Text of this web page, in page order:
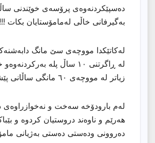
دەسپێكردنەوەی پرۆسەی خوێندنی
بەگیرفانی خاڵی لەمامۆستایان بكات !!!
لەكاتێكدا مووچەی سێ مانگ
لە ڕاگرتنی ١٠ ساڵ پلە
زیاتر لە مووچەی ٦٠ مانگی ساڵانی پێشوو.
لەم بارودۆخە سەخت و نەخوازراوەی
هەرێم و ناوەند دروستیان كردوە و
دەروونی ودەستی دەستی بەژیانی